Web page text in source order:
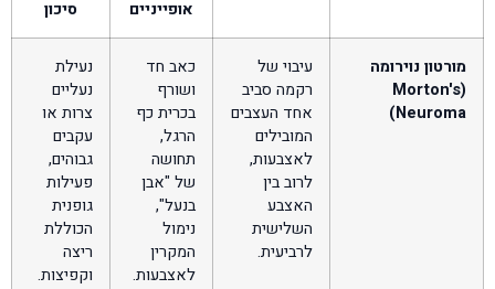
אופייניים
סיכון
מורטון נוירומה
(Morton's
Neuroma)
עיבוי של
רקמה סביב
אחד העצבים
המובילים
לאצבעות,
לרוב בין
האצבע
השלישית
לרביעית.
כאב חד
ושורף
בכרית כף
הרגל,
תחושה
של "אבן
בנעל",
נימול
המקרין
לאצבעות.
נעילת
נעליים
צרות או
עקבים
גבוהים,
פעילות
גופנית
הכוללת
ריצה
וקפיצות.